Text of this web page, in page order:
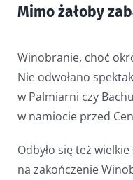
Mimo żałoby
Winobranie, choć
Nie odwołano
w Palmiarni czy
w namiocie przed
Odbyło się też
na zakończenie